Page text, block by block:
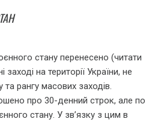
стану перенесено (читати
заході на території України, не
та рангу масових заходів.
про 30-денний строк, але по
стану. У зв’язку з цим в